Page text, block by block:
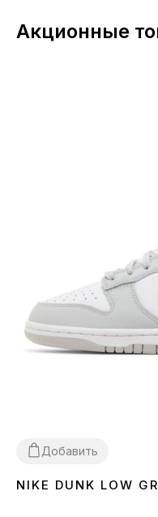
расположение
содержание, мелкие
изменять БЕЗ
Акционные
Добавить
3637 383940 4142 43 44
NIKE DUNK LOW